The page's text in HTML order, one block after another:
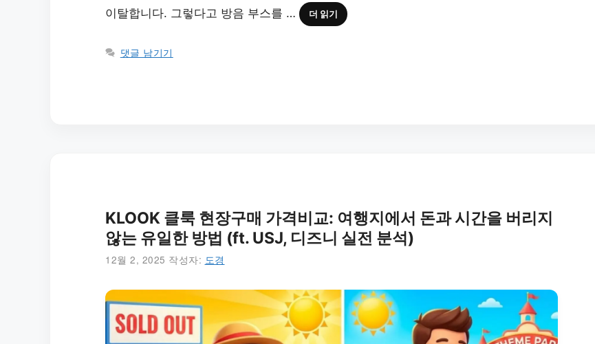
이탈합니다. 그렇다고 방음 부스를 … 더 읽기
댓글 남기기
KLOOK 클룩 현장구매 가격비교: 여행지에서 돈과 시간을 버리지
않는 유일한 방법 (ft. USJ, 디즈니 실전 분석)
12월 2, 2025 작성자: 도경